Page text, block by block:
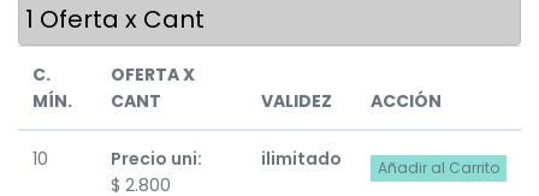
1 Oferta x Cant
C.
MÍN.
OFERTA X
CANT
VALIDEZ ACCIÓN
10
Precio uni:
$ 2.800
ilimitado Añadir al Carrito